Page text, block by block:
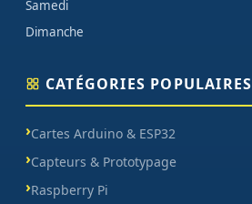
Samedi
Dimanche
CATÉGORIES POPULAIRES
Cartes Arduino & ESP32
Capteurs & Prototypage
Raspberry Pi